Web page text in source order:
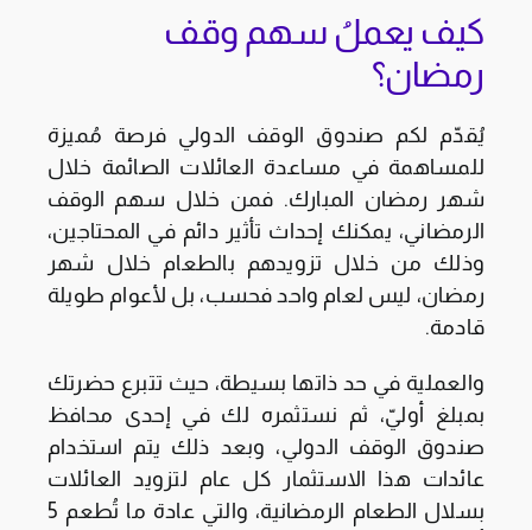
كيف يعملُ سهم وقف
رمضان؟
يُقدّم لكم صندوق الوقف الدولي فرصة مُميزة
للمساهمة في مساعدة العائلات الصائمة خلال
شهر رمضان المبارك. فمن خلال سهم الوقف
الرمضاني، يمكنك إحداث تأثير دائم في المحتاجين،
وذلك من خلال تزويدهم بالطعام خلال شهر
رمضان، ليس لعام واحد فحسب، بل لأعوام طويلة
قادمة.
والعملية في حد ذاتها بسيطة، حيث تتبرع حضرتك
بمبلغ أوليّ، ثم نستثمره لك في إحدى محافظ
صندوق الوقف الدولي، وبعد ذلك يتم استخدام
عائدات هذا الاستثمار كل عام لتزويد العائلات
بسلال الطعام الرمضانية، والتي عادة ما تُطعم 5